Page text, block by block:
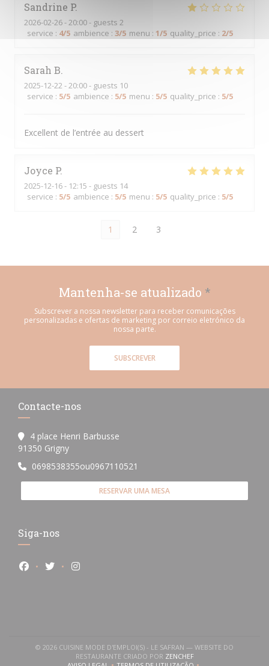
Sandrine P
2026-02-26- 20:00 - guests 2
service : 4/5 ambience : 3/5 menu : 1/5 quality_price : 2/5
Sarah B
2025-12-22 - 20:00 - guests 10
service : 5/5 ambience : 5/5 menu : 5/5 quality_price : 5/5
Excellent de l’entrée au dessert
Joyce P
2025-12-16- 12:15 - guests 14
service : 5/5 ambience : 5/5 menu : 5/5 quality_price : 5/5
1 2 3
Mantenha-se atualizado *
Subscrever a nossa newsletter para receber comunicações
personalizadas e ofertas de marketing por correio eletrónico da
nossa parte.
SUBSCREVER
Contacte-nos
4 place Henri Barbusse
91350 Grigny((abre numa nova janela))
0698538355ou0967110521
RESERVAR UMA MESA
Siga-nos
Facebook ((abre numa nova janela))
Twitter ((abre numa nova janela))
Instagram ((abre numa nova janela))
© 2026 CUISINE MODE D'EMPLOI(S) - LE SAFRAN — WEBSITE DO
RESTAURANTE CRIADO POR ZENCHEF((ABRE NUMA NOVA